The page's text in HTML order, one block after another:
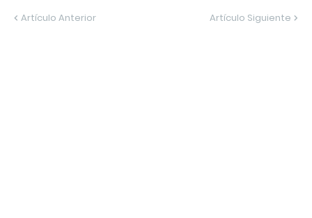
Artículo Anterior Artículo Siguiente